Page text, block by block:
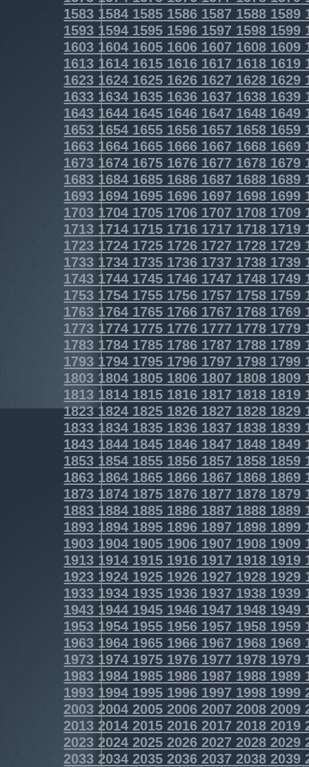
1583 1584 1585 1586 1587 1588 1589
1593 1594 1595 1596 1597 1598 1599
1603 1604 1605 1606 1607 1608 1609
1613 1614 1615 1616 1617 1618 1619
1623 1624 1625 1626 1627 1628 1629
1633 1634 1635 1636 1637 1638 1639
1643 1644 1645 1646 1647 1648 1649
1653 1654 1655 1656 1657 1658 1659
1663 1664 1665 1666 1667 1668 1669
1673 1674 1675 1676 1677 1678 1679
1683 1684 1685 1686 1687 1688 1689
1693 1694 1695 1696 1697 1698 1699
1703 1704 1705 1706 1707 1708 1709
1713 1714 1715 1716 1717 1718 1719
1723 1724 1725 1726 1727 1728 1729
1733 1734 1735 1736 1737 1738 1739
1743 1744 1745 1746 1747 1748 1749
1753 1754 1755 1756 1757 1758 1759
1763 1764 1765 1766 1767 1768 1769
1773 1774 1775 1776 1777 1778 1779
1783 1784 1785 1786 1787 1788 1789
1793 1794 1795 1796 1797 1798 1799
1803 1804 1805 1806 1807 1808 1809
1813 1814 1815 1816 1817 1818 1819
1823 1824 1825 1826 1827 1828 1829
1833 1834 1835 1836 1837 1838 1839
1843 1844 1845 1846 1847 1848 1849
1853 1854 1855 1856 1857 1858 1859
1863 1864 1865 1866 1867 1868 1869
1873 1874 1875 1876 1877 1878 1879
1883 1884 1885 1886 1887 1888 1889
1893 1894 1895 1896 1897 1898 1899
1903 1904 1905 1906 1907 1908 1909
1913 1914 1915 1916 1917 1918 1919
1923 1924 1925 1926 1927 1928 1929
1933 1934 1935 1936 1937 1938 1939
1943 1944 1945 1946 1947 1948 1949
1953 1954 1955 1956 1957 1958 1959
1963 1964 1965 1966 1967 1968 1969
1973 1974 1975 1976 1977 1978 1979
1983 1984 1985 1986 1987 1988 1989
1993 1994 1995 1996 1997 1998 1999
2003 2004 2005 2006 2007 2008 2009
2013 2014 2015 2016 2017 2018 2019
2023 2024 2025 2026 2027 2028 2029
2033 2034 2035 2036 2037 2038 2039